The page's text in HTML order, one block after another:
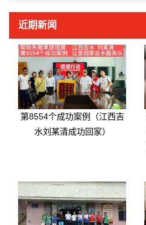
近期新闻
第8554个成功案例（江西吉
水刘某清成功回家）